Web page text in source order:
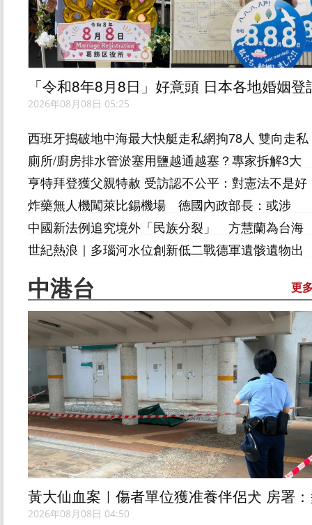
「令和8年8月8日」好意頭 日本各地婚姻登
處排長龍
2026年08月08日 05:25
西班牙搗破地中海最大快艇走私網拘78人 雙向走私
毒品與人蛇
廁所/廚房排水管淤塞用鹽越通越塞？專家拆解3大
通渠陷阱 倒1物恐致爆喉漏水
亨特拜登獲父親特赦 受訪認不公平：對憲法不是好
事
炸藥無人機闖萊比錫機場 德國內政部長：或涉
「外國勢力」
中國新法例追究境外「民族分裂」 方慧蘭為台海
衝突敲警鐘
世紀熱浪｜多瑙河水位創新低二戰德軍遺骸遺物出
中港台 更
黃大仙血案｜傷者單位獲准養伴侶犬 房署
次突擊巡查無噪音 6月批死者邨內調遷
2026年08月08日 04:50